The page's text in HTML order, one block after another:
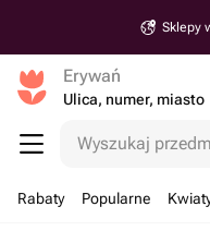
Sklepy
Erywań
Ulica, numer, miasto
Wyszukaj
Rabaty Popularne